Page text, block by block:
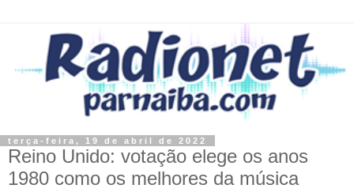
terça-feira, 19 de abril de 2022
Reino Unido: votação elege os anos
1980 como os melhores da música